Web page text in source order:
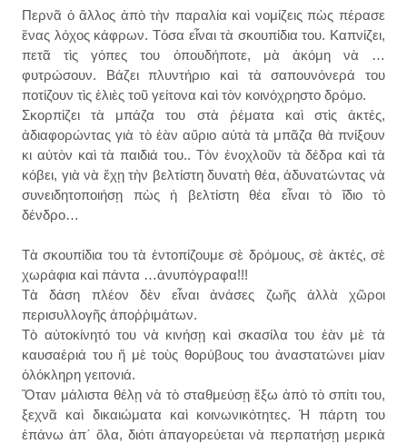
Περνᾶ ὁ ἄλλος ἀπὸ τὴν παραλία καὶ νομίζεις πὼς πέρασε
ἕνας λόχος κάφρων. Τόσα εἶναι τὰ σκουπίδια του. Καπνίζει,
πετᾶ τὶς γόπες του ὁπουδήποτε, μὰ ἀκόμη νὰ …
φυτρώσουν. Βάζει πλυντήριο καὶ τὰ σαπουνόνερά του
ποτίζουν τὶς ἐλιὲς τοῦ γείτονα καὶ τὸν κοινόχρηστο δρόμο.
Σκορπίζει τὰ μπάζα του στὰ ῥέματα καὶ στὶς ἀκτές,
ἀδιαφορώντας γιὰ τὸ ἐὰν αὔριο αὐτὰ τὰ μπᾶζα θὰ πνίξουν
κι αὐτὸν καὶ τὰ παιδιά του.. Τὸν ἐνοχλοῦν τὰ δέδρα καὶ τὰ
κόβει, γιὰ νὰ ἔχῃ τὴν βελτίστη δυνατὴ θέα, ἀδυνατώντας νὰ
συνειδητοποιήσῃ πὼς ἡ βελτίστη θέα εἶναι τὸ ἴδιο τὸ
δένδρο…
Τὰ σκουπίδια του τὰ ἐντοπίζουμε σὲ δρόμους, σὲ ἀκτές, σὲ
χωράφια καὶ πάντα …ἀνυπόγραφα!!!
Τὰ δάση πλέον δὲν εἶναι ἀνάσες ζωῆς ἀλλὰ χῶροι
περισυλλογῆς ἀποῤῥιμάτων.
Τὸ αὐτοκίνητό του νὰ κινήσῃ καὶ σκασίλα του ἐὰν μὲ τὰ
καυσαέριά του ἤ μὲ τοὺς θορύβους του ἀναστατώνει μίαν
ὁλόκληρη γειτονιά.
Ὅταν μάλιστα θέλῃ νὰ τὸ σταθμεύσῃ ἔξω ἀπὸ τὸ σπίτι του,
ξεχνᾶ καὶ δικαιώματα καὶ κοινωνικότητες. Ἡ πάρτη του
ἐπάνω ἀπ΄ ὅλα, διότι ἀπαγορεύεται νὰ περπατήσῃ μερικὰ